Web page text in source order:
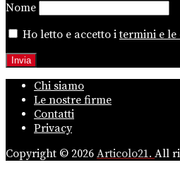
Nome
Ho letto e accetto itermini e
Chi siamo
Le nostre firme
Contatti
Privacy
Copyright © 2026 Articolo21. All